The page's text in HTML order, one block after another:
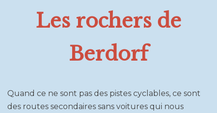
Les rochers de
Berdorf
Quand ce ne sont pas des pistes cyclables, ce sont
des routes secondaires sans voitures qui nous